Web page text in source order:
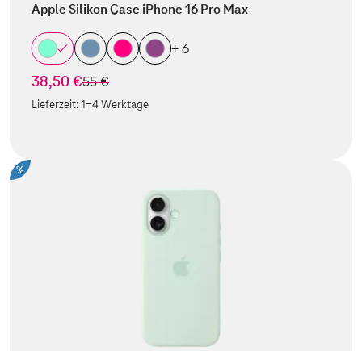
Apple Silikon Case iPhone 16 Pro Max
+ 6
38,50 €statt
55 €
Lieferzeit:1-4 Werktage
%